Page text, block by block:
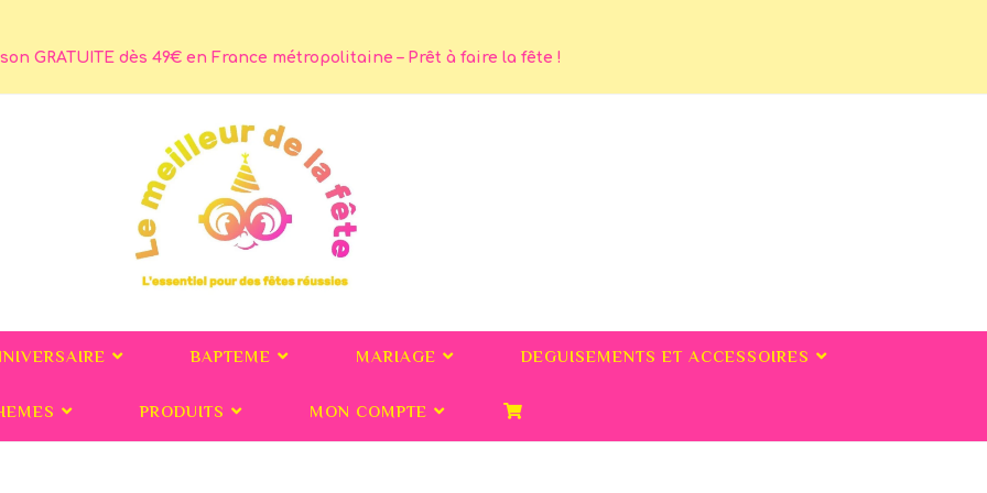
GRATUITE dès 49€ en France métropolitaine – Prêt à faire la fête !
BAPTEME MARIAGE DEGUISEMENTS ET ACCESSOIRES
PRODUITS MON COMPTE